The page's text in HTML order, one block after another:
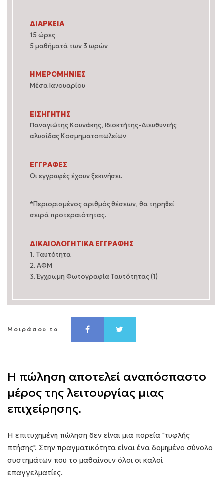
ΔΙΑΡΚΕΙΑ
15 ώρες
5 μαθήματά των 3 ωρών
ΗΜΕΡΟΜΗΝΙΕΣ
Μέσα Ιανουαρίου
ΕΙΣΗΓΗΤΗΣ
Παναγιώτης Κουνάκης, Ιδιοκτήτης-Διευθυντής
αλυσίδας Κοσμηματοπωλείων
ΕΓΓΡΑΦΕΣ
Οι εγγραφές έχουν ξεκινήσει.
*Περιορισμένος αριθμός θέσεων, θα τηρηθεί
σειρά προτεραιότητας.
ΔΙΚΑΙΟΛΟΓΗΤΙΚΑ ΕΓΓΡΑΦΗΣ
1. Ταυτότητα
2. ΑΦΜ
3. Έγχρωμη Φωτογραφία Ταυτότητας (1)
Μοιράσου το
Η πώληση αποτελεί αναπόσπαστο
μέρος της λειτουργίας μιας
επιχείρησης.
Η επιτυχημένη πώληση δεν είναι μια πορεία "τυφλής
πτήσης". Στην πραγματικότητα είναι ένα δομημένο σύνολο
συστημάτων που το μαθαίνουν όλοι οι καλοί
επαγγελματίες.